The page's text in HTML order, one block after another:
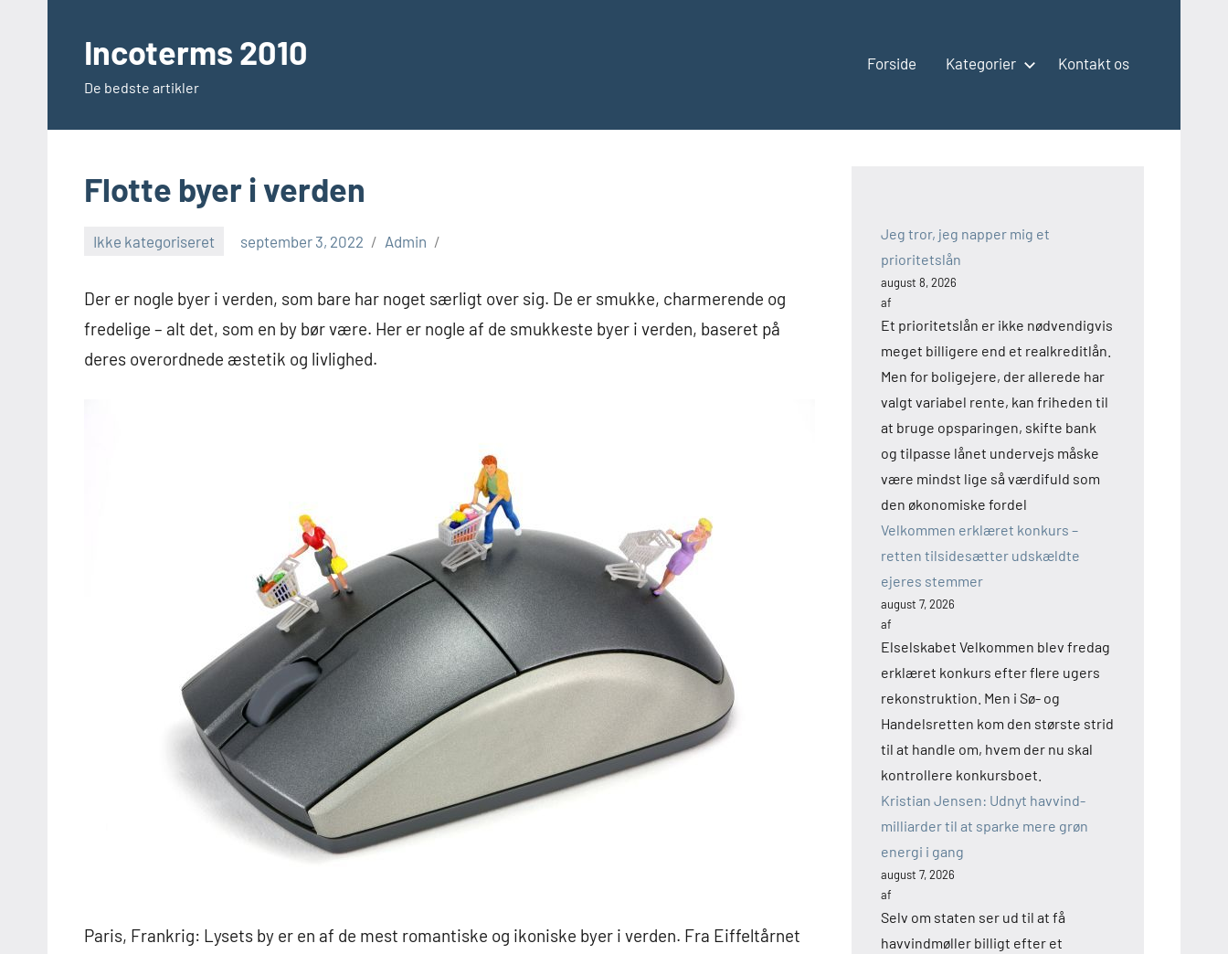
indholdIncoterms 2010
De bedste artikler
Forside Kategorier Kontakt os
Flotte byer i verden
Ikke kategoriseret september 3, 2022 Admin
Der er nogle byer i verden, som bare har noget særligt over sig. De er smukke, charmerende og
fredelige – alt det, som en by bør være. Her er nogle af de smukkeste byer i verden, baseret på
deres overordnede æstetik og livlighed.
Paris, Frankrig: Lysets by er en af de mest romantiske og ikoniske byer i verden. Fra Eiffeltårnet
Jeg tror, jeg napper mig et
prioritetslån
august 8, 2026
af
Et prioritetslån er ikke nødvendigvis
meget billigere end et realkreditlån.
Men for boligejere, der allerede har
valgt variabel rente, kan friheden til
at bruge opsparingen, skifte bank
og tilpasse lånet undervejs måske
være mindst lige så værdifuld som
den økonomiske fordel
Velkommen erklæret konkurs –
retten tilsidesætter udskældte
ejeres stemmer
august 7, 2026
af
Elselskabet Velkommen blev fredag
erklæret konkurs efter flere ugers
rekonstruktion. Men i Sø- og
Handelsretten kom den største strid
til at handle om, hvem der nu skal
kontrollere konkursboet.
Kristian Jensen: Udnyt havvind-
milliarder til at sparke mere grøn
energi i gang
august 7, 2026
af
Selv om staten ser ud til at få
havvindmøller billigt efter et